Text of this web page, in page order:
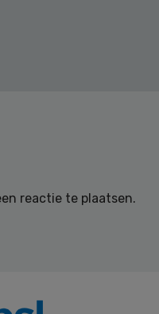
reactie te plaatsen.